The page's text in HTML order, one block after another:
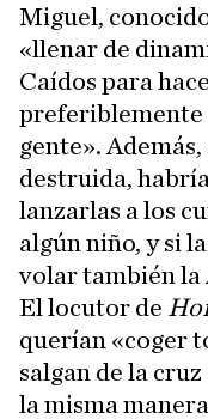
Miguel,
«llenar de
Caídos para
preferiblemente
gente».
destruida,
lanzarlas a los
algún niño, y si
volar también la
El locutor de
querían «coger
salgan de la
la misma